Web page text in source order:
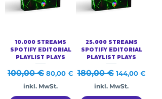
10.000 STREAMS
SPOTIFY EDITORIAL
PLAYLIST PLAYS
Standardpreis
100,00 € Sale-Preis
80,00 €
inkl. MwSt.
25.000 STREAMS
SPOTIFY EDITORIAL
PLAYLIST PLAYS
Standardpreis
180,00 € Sale-Preis
144,00 €
inkl. MwSt.